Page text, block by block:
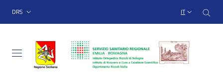
Sito Web Istituto
menu top-bar
DRS IT